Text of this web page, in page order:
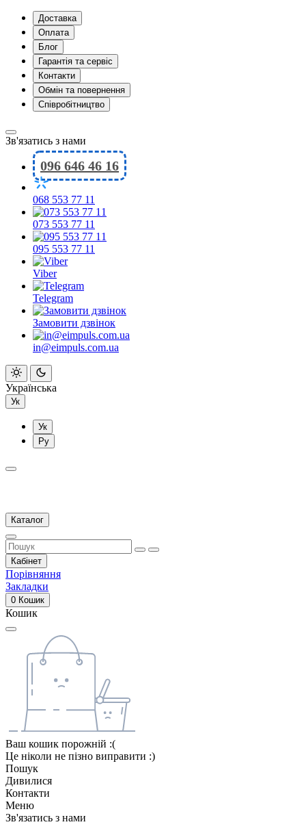
Доставка
Оплата
Блог
Гарантія та сервіс
Контакти
Обмін та повернення
Співробітництво
Зв'язатись з нами
096 646 46 16
068 553 77 11
073 553 77 11
095 553 77 11
Viber
Telegram
Замовити дзвінок
in@eimpuls.com.ua
Українська
Ук
Ук
Ру
Каталог
Кабінет
Порівняння
Закладки
0 Кошик
Кошик
Ваш кошик порожній :(
Це ніколи не пізно виправити :)
Пошук
Дивилися
Контакти
Меню
Зв'язатись з нами